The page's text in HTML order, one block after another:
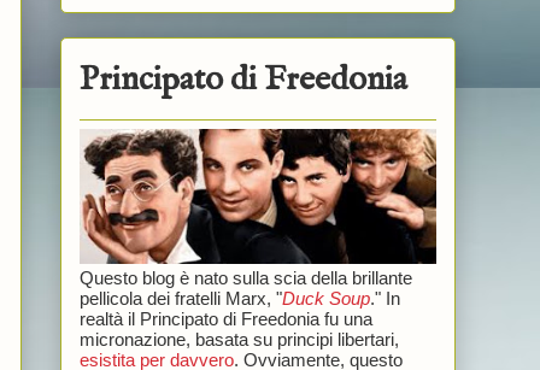
Principato di Freedonia
Questo blog è nato sulla scia della brillante
pellicola dei fratelli Marx, "Duck Soup." In
realtà il Principato di Freedonia fu una
micronazione, basata su principi libertari,
esistita per davvero. Ovviamente, questo